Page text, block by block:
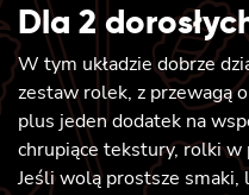
Dla 2
W tym układzie dobrze
zestaw rolek, z przewagą
plus jeden dodatek na
chrupiące tekstury, rolki w
Jeśli wolą prostsze smaki,